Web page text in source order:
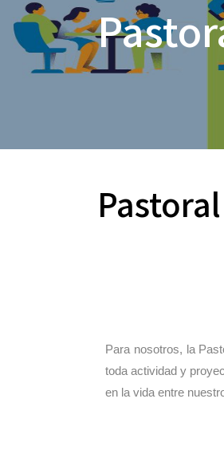
VISIÓN
Pastoral
Para nosotros, la
toda actividad y
en la vida entre